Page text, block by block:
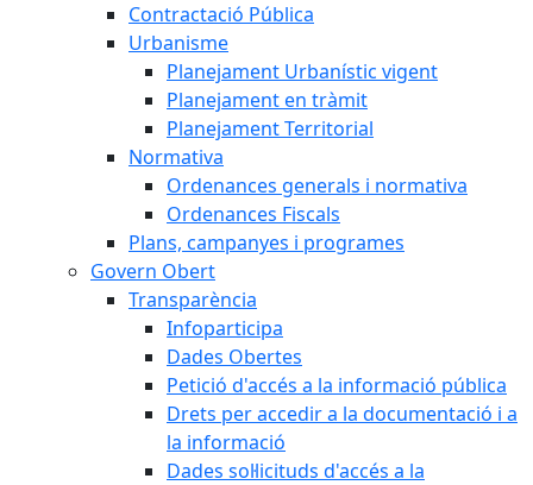
Contractació Pública
Urbanisme
Planejament Urbanístic vigent
Planejament en tràmit
Planejament Territorial
Normativa
Ordenances generals i normativa
Ordenances Fiscals
Plans, campanyes i programes
Govern Obert
Transparència
Infoparticipa
Dades Obertes
Petició d'accés a la informació pública
Drets per accedir a la documentació i a
la informació
Dades sol·licituds d'accés a la